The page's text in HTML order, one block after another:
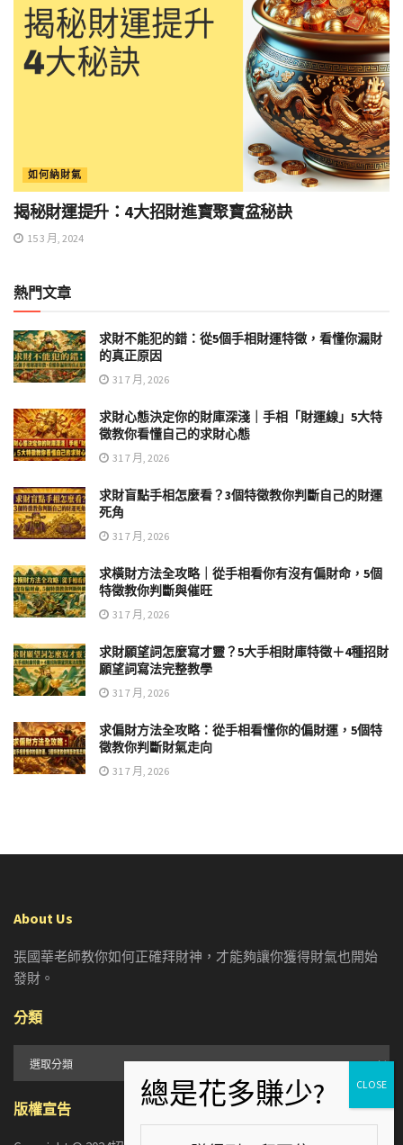
如何納財氣
揭秘財運提升：4大招財進寶聚寶盆秘訣
15 3 月, 2024
熱門文章
求財不能犯的錯：從5個手相財運特徵，看懂你漏財
的真正原因
31 7 月, 2026
求財心態決定你的財庫深淺｜手相「財運線」5大特
徵教你看懂自己的求財心態
31 7 月, 2026
求財盲點手相怎麼看？3個特徵教你判斷自己的財運
死角
31 7 月, 2026
求橫財方法全攻略｜從手相看你有沒有偏財命，5個
特徵教你判斷與催旺
31 7 月, 2026
求財願望詞怎麼寫才靈？5大手相財庫特徵＋4種招財
願望詞寫法完整教學
31 7 月, 2026
求偏財方法全攻略：從手相看懂你的偏財運，5個特
徵教你判斷財氣走向
31 7 月, 2026
About Us
張國華老師教你如何正確拜財神，才能夠讓你獲得財氣也開始
發財。
分類
版權宣告